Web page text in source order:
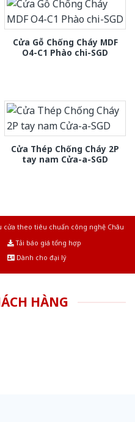
Cửa Gỗ Chống Cháy MDF
O4-C1 Phào chi-SGD
Cửa Thép Chống Cháy 2P
tay nam Cửa-a-SGD
theo tiêu chuẩn công nghệ Châu
Tải báo giá tổng hợp
Dành cho đại lý
HÀNG